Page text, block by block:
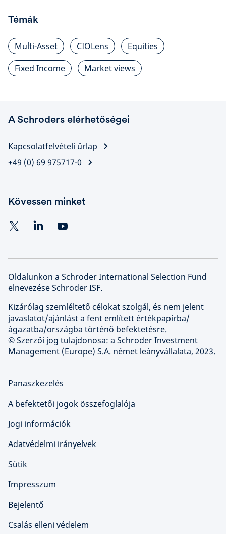
Témák
Multi-Asset CIOLens
Equities
Fixed Income
Market views
A Schroders elérhetőségei
Kapcsolatfelvételi űrlap
+49 (0) 69 975717-0
Kövessen minket
Oldalunkon a Schroder International Selection Fund
elnevezése Schroder ISF.
Kizárólag szemléltető célokat szolgál, és nem jelent
javaslatot/ajánlást a fent említett értékpapírba/
ágazatba/országba történő befektetésre.
© Szerzői jog tulajdonosa: a Schroder Investment
Management (Europe) S.A. német leányvállalata, 2023.
Panaszkezelés
A befektetői jogok összefoglalója
Jogi információk
Adatvédelmi irányelvek
Sütik
Impresszum
Bejelentő
Csalás elleni védelem